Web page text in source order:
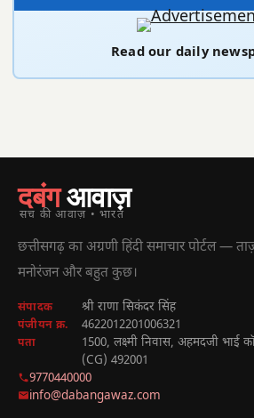
Read our daily
दबंगआवाज़
सच की आवाज़ • भारत
छत्तीसगढ़ का अग्रणी हिंदी समाचार पोर्टल —
मनोरंजन और बहुत कुछ।
संपादक श्री राणा सिकंदर सिंह
पंजीयन क्र. 4622012201006321
पता
1500, लक्ष्मी निवास, अहमदजी भाई
(CG) 492001
9770440000
info@dabangawaz.com